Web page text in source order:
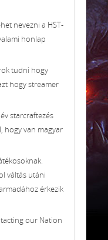
nevezni a HST-
honlap
tudni hogy
hogy streamer
starcraftezés
hogy van magyar
váltás utáni
érkezik
our Nation